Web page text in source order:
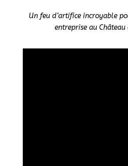
Un feu d’artifice incroyable
entreprise au